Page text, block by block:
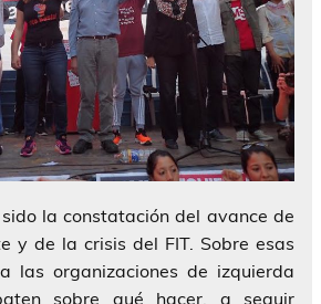
la constatación del avance de
y de la crisis del FIT. Sobre esas
las organizaciones de izquierda
sobre qué hacer, a seguir